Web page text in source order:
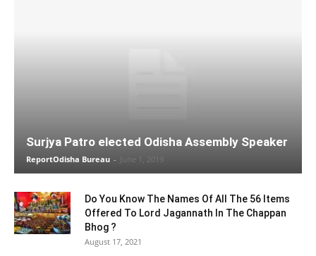
Surjya Patro elected Odisha Assembly Speaker
ReportOdisha Bureau - June 1, 2019
Do You Know The Names Of All The 56 Items
Offered To Lord Jagannath In The Chappan
Bhog ?
August 17, 2021